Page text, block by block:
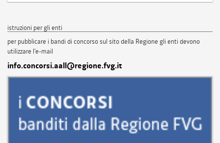
istruzioni per gli enti
per pubblicare i bandi di concorso sul sito della Regione gli enti devono
utilizzare l'e-mail
info.concorsi.aall@regione.fvg.it